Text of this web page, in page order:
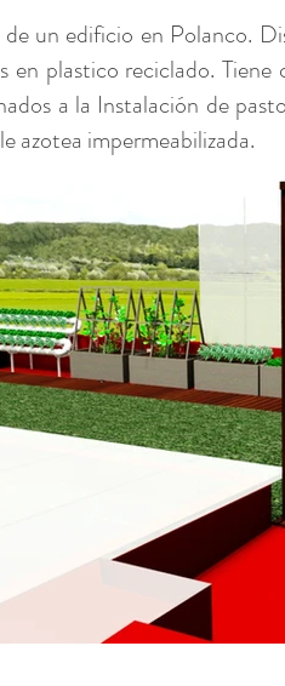
un edificio en Polanco.
en plastico reciclado.
a la Instalación de
azotea impermeabilizada.